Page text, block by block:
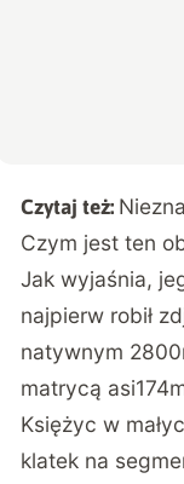
Czytaj też:
Czym jest ten
Jak wyjaśnia,
najpierw robił
natywnym
matrycą
Księżyc w
klatek na